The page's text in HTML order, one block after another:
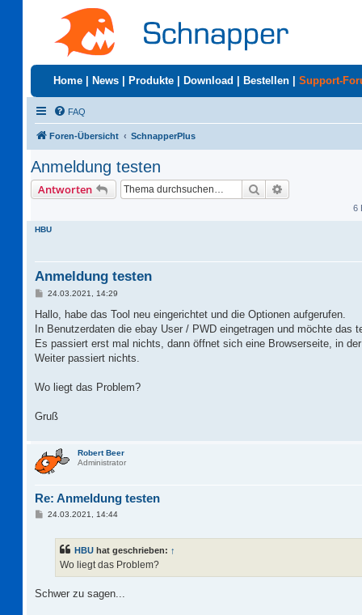
Home News Produkte Download Bestellen Support-
FAQ
Foren-Übersicht SchnapperPlus
Anmeldung testen
Antworten Suche
6
HBU
Anmeldung testen
B
i
a
24.03.2021, 14:29
Hallo, habe das Tool neu eingerichtet und die Optionen aufgerufen.
In Benutzerdaten die ebay User / PWD eingetragen und möchte das
Es passiert erst mal nichts, dann öffnet sich eine Browserseite, in
Weiter passiert nichts.
Wo liegt das Problem?
Gruß
Robert Beer
Administrator
Re: Anmeldung testen
B24.03.2021, 14:44
HBU hat geschrieben: ↑
Wo liegt das Problem?
Schwer zu sagen...